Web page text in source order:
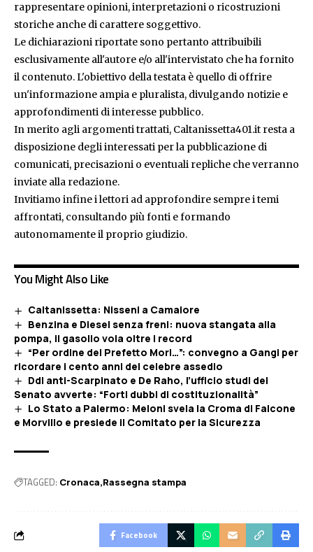
rappresentare opinioni, interpretazioni o ricostruzioni
storiche anche di carattere soggettivo.
Le dichiarazioni riportate sono pertanto attribuibili
esclusivamente all'autore e/o all'intervistato che ha fornito
il contenuto. L'obiettivo della testata è quello di offrire
un'informazione ampia e pluralista, divulgando notizie e
approfondimenti di interesse pubblico.
In merito agli argomenti trattati, Caltanissetta401.it resta a
disposizione degli interessati per la pubblicazione di
comunicati, precisazioni o eventuali repliche che verranno
inviate alla redazione.
Invitiamo infine i lettori ad approfondire sempre i temi
affrontati, consultando più fonti e formando
autonomamente il proprio giudizio.
You Might Also Like
Caltanissetta: Nisseni a Camaiore
Benzina e Diesel senza freni: nuova stangata alla
pompa, il gasolio vola oltre i record
“Per ordine del Prefetto Mori…”: convegno a Gangi per
ricordare i cento anni del celebre assedio
Ddl anti-Scarpinato e De Raho, l’ufficio studi del
Senato avverte: “Forti dubbi di costituzionalità”
Lo Stato a Palermo: Meloni svela la Croma di Falcone
e Morvillo e presiede il Comitato per la Sicurezza
TAGGED: Cronaca Rassegna stampa
Facebook